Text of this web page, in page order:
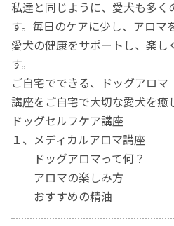
私達と同じように、愛犬も多く
す。毎日のケアに少し、アロマ
愛犬の健康をサポートし、楽し
す。
ご自宅でできる、ドッグアロマ
講座をご自宅で大切な愛犬を癒
ドッグセルフケア講座
１、メディカルアロマ講座
ドッグアロマって何？
アロマの楽しみ方
おすすめの精油